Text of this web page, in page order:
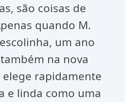
são coisas de
quando M.
um ano
na nova
rapidamente
e linda como uma